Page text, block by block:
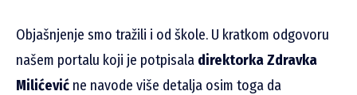
Objašnjenje smo tražili i od škole. U kratkom odgovoru
našem portalu koji je potpisala direktorka Zdravka
Milićević ne navode više detalja osim toga da